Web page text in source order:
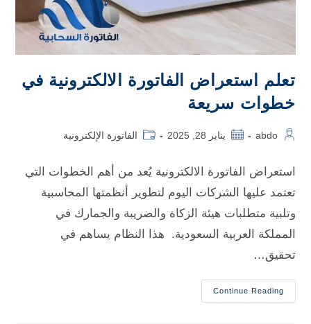
تعلم استعراض الفاتورة الالكترونية في
خطوات سريعة
abdo يناير 28, 2025 الفاتورة الإلكترونية
استعراض الفاتورة الالكترونية يُعد من أهم الخطوات التي
تعتمد عليها الشركات اليوم لتطوير أنظمتها المحاسبية
وتلبية متطلبات هيئة الزكاة والضريبة والجمارك في
المملكة العربية السعودية. هذا النظام يساهم في
تحقيق…
Continue Reading